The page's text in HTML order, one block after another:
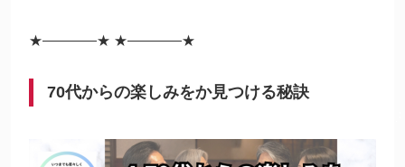
★――――★ ★――――★
70代からの楽しみをか見つける秘訣